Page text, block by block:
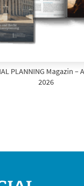
PLANNING Magazin –
2026